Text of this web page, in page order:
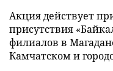
Акция действует
присутствия
филиалов в
Камчатском и